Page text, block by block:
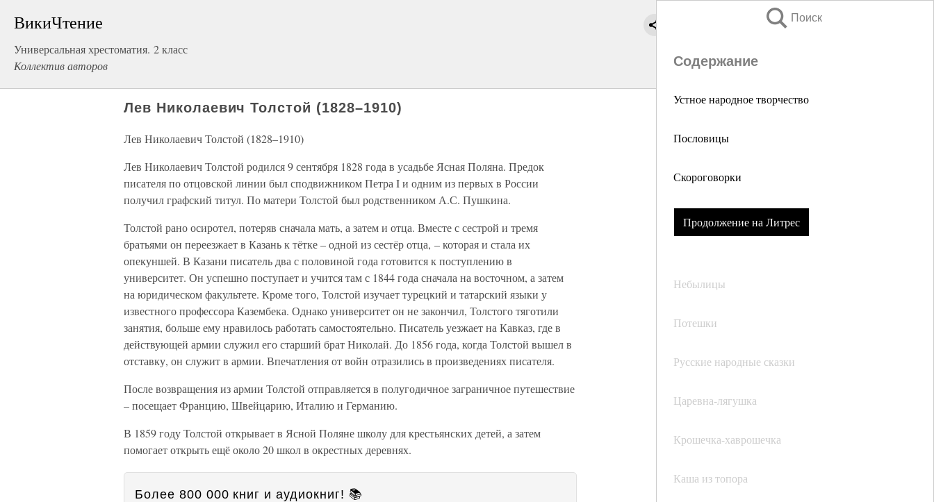
ВикиЧтение
Универсальная хрестоматия. 2 класс
Коллектив авторов
Поиск
Содержание
Устное народное творчество
Пословицы
Скороговорки
Продолжение на Литрес
Небылицы
Потешки
Русские народные сказки
Царевна-лягушка
Крошечка-хаврошечка
Каша из топора
Лев Николаевич Толстой (1828–1910)
Лев Николаевич Толстой (1828–1910)
Лев Николаевич Толстой родился 9 сентября 1828 года в усадьбе Ясная Поляна. Предок
писателя по отцовской линии был сподвижником Петра I и одним из первых в России
получил графский титул. По матери Толстой был родственником А.С. Пушкина.
Толстой рано осиротел, потеряв сначала мать, а затем и отца. Вместе с сестрой и тремя
братьями он переезжает в Казань к тётке – одной из сестёр отца, – которая и стала их
опекуншей. В Казани писатель два с половиной года готовится к поступлению в
университет. Он успешно поступает и учится там с 1844 года сначала на восточном, а затем
на юридическом факультете. Кроме того, Толстой изучает турецкий и татарский языки у
известного профессора Казембека. Однако университет он не закончил, Толстого тяготили
занятия, больше ему нравилось работать самостоятельно. Писатель уезжает на Кавказ, где в
действующей армии служил его старший брат Николай. До 1856 года, когда Толстой вышел в
отставку, он служит в армии. Впечатления от войн отразились в произведениях писателя.
После возвращения из армии Толстой отправляется в полугодичное заграничное путешествие
– посещает Францию, Швейцарию, Италию и Германию.
В 1859 году Толстой открывает в Ясной Поляне школу для крестьянских детей, а затем
помогает открыть ещё около 20 школ в окрестных деревнях.
Более 800 000 книг и аудиокниг! 📚